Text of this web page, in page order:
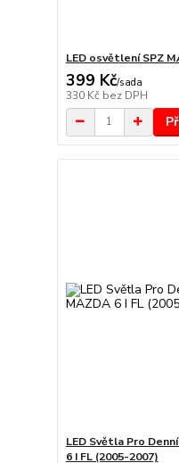
LED osvětlení SPZ
399 Kč/sada
330 Kč bez DPH
LED Světla Pro
6 I FL (2005-2007)